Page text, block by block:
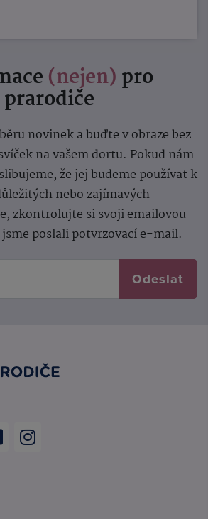
(nejen) pro
prarodiče
novinek a buďte v obraze bez
na vašem dortu. Pokud nám
že jej budeme používat k
nebo zajímavých
zkontrolujte si svoji emailovou
poslali potvrzovací e-mail.
Odeslat